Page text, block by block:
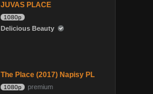
JUVAS PLACE
1080p
Delicious Beauty
The Place (2017) Napisy PL
1080p
premium